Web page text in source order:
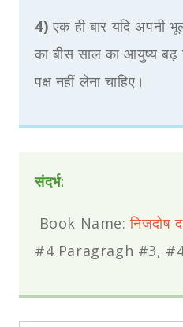
4) एक ही बार यदि अपनी
का बीस साल का आयुष्य बढ़
पक्ष नहीं लेना चाहिए।
संदर्भ:
Book Name:निजदोष
#4 Paragragh #3,